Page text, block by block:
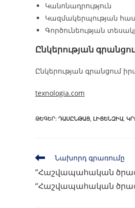
Կանոնադրություն
Կազմակերպության
Գործունեության
Ընկերության
Ընկերության գրանցում
texnologia.com
ԹԵԳԵՐ: ԴԱՍԸՆԹԱՑ, ԼԻՑԵՆԶԻԱ,
Նախորդ գրառումը
“Հաշվապահական
“Հաշվապահական